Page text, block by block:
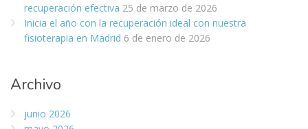
recuperación efectiva 25 de marzo de 2026
Inicia el año con la recuperación ideal con nuestra
fisioterapia en Madrid 6 de enero de 2026
Archivo
junio 2026